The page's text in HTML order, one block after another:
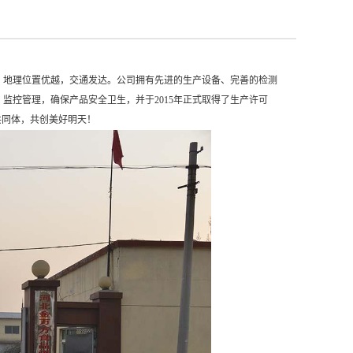
理位置优越，交通发达。公司拥有先进的生产设备、完善的检测
控管理，确保产品安全卫生，并于2015年正式取得了生产许可
体，共创美好明天！